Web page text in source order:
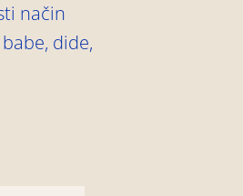
način
dide,